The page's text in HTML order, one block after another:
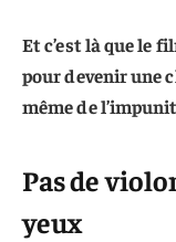
Et c’est là que le
pour devenir une
même de
Pas de
yeux